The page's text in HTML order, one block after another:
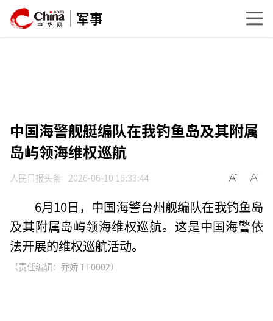
军事
中国海警舰艇编队在我钓鱼岛及其附属
岛屿领海维权巡航
人民日报头条 2026-06-10 16:33:44
6月10日，中国海警台州舰编队在我钓鱼岛
及其附属岛屿领海维权巡航。这是中国海警依
法开展的维权巡航活动。
（责任编辑：乔娇 TT0002）